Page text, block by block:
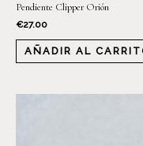
Pendiente Clipper Orión
€27.00
AÑADIR AL